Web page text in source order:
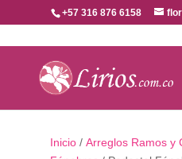
+57 316 876 6158
Inicio/ Arreglos Ramos y